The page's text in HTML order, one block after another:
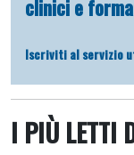
clinici e
Iscriviti al servizio
I PIÙ LETTI